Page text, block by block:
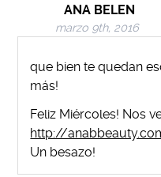
ANA BELEN
marzo 9th, 2016
que bien te quedan
más!
Feliz Miércoles! Nos
http://
Un besazo!